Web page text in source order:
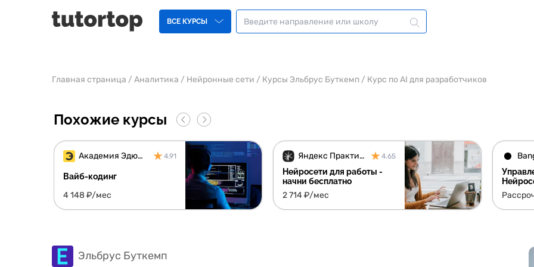
ВСЕ КУРСЫ
Главная страница /Аналитика / Нейронные сети / Курсы Эльбрус Буткемп / Курс по AI для разработчиков
Похожие курсы
Академия Эдюсон 4.91
Вайб-кодинг
4 148 ₽/мес
Яндекс Практикум 4.65
Нейросети для работы -
начни бесплатно
2 714 ₽/мес
Эльбрус Буткемп